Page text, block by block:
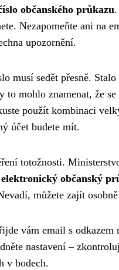
občanského průkazu
Nezapomeňte ani na
upozornění.
musí sedět přesně.
to mohlo znamenat, že
použít kombinaci
účet budete mít.
totožnosti.
občanský
můžete zajít
vám email s
nastavení –
v bodech.